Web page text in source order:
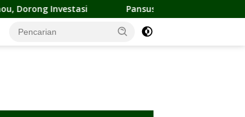
Pansus DPRD Sulteng Kawal Penyelesaian